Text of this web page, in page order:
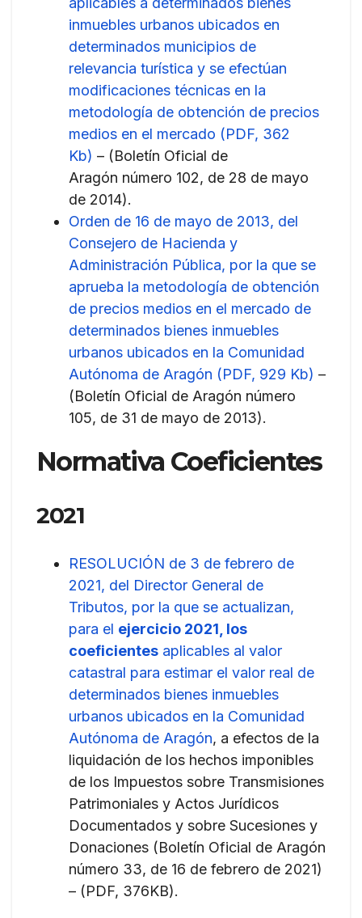
inmuebles urbanos ubicados en
determinados municipios de
relevancia turística y se efectúan
modificaciones técnicas en la
metodología de obtención de precios
medios en el mercado (PDF, 362
Kb) – (Boletín Oficial de
Aragón número 102, de 28 de mayo
de 2014).
Orden de 16 de mayo de 2013, del
Consejero de Hacienda y
Administración Pública, por la que se
aprueba la metodología de obtención
de precios medios en el mercado de
determinados bienes inmuebles
urbanos ubicados en la Comunidad
Autónoma de Aragón (PDF, 929 Kb) –
(Boletín Oficial de Aragón número
105, de 31 de mayo de 2013).
Normativa Coeficientes
2021
RESOLUCIÓN de 3 de febrero de
2021, del Director General de
Tributos, por la que se actualizan,
para el ejercicio 2021, los
coeficientes aplicables al valor
catastral para estimar el valor real de
determinados bienes inmuebles
urbanos ubicados en la Comunidad
Autónoma de Aragón, a efectos de la
liquidación de los hechos imponibles
de los Impuestos sobre Transmisiones
Patrimoniales y Actos Jurídicos
Documentados y sobre Sucesiones y
Donaciones (Boletín Oficial de Aragón
número 33, de 16 de febrero de 2021)
– (PDF, 376KB). ​​